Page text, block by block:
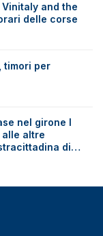
and the
delle corse
timori per
nel girone I
altre
di